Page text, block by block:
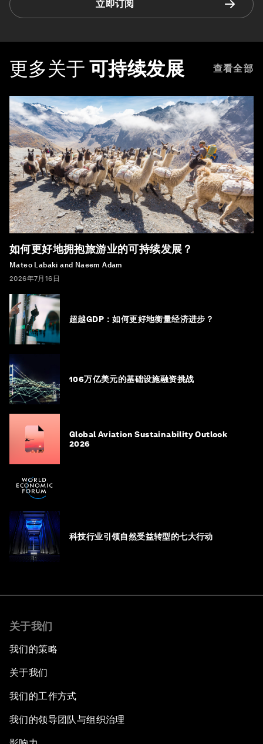
立即订阅
更多关于 可持续发展 查看全部
如何更好地拥抱旅游业的可持续发展？
Mateo Labaki and Naeem Adam
2026年7月16日
超越GDP：如何更好地衡量经济进步？
106万亿美元的基础设施融资挑战
Global Aviation Sustainability Outlook
2026
科技行业引领自然受益转型的七大行动
关于我们
我们的策略
关于我们
我们的工作方式
我们的领导团队与组织治理